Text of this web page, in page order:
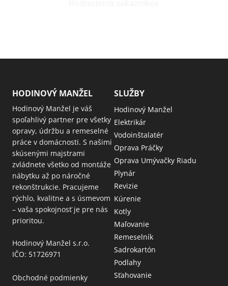
HODINOVÝ MANŽEL
Hodinový Manžel je váš
spoľahlivý partner pre všetky
opravy, údržbu a remeselné
práce v domácnosti. S našimi
skúsenými majstrami
zvládnete všetko od montáže
nábytku až po náročné
rekonštrukcie. Pracujeme
rýchlo, kvalitne a s úsmevom
– vaša spokojnosť je pre nás
prioritou.
Hodinový Manžel s.r.o.
IČO: 51726971
Obchodné podmienky
SLUŽBY
Hodinový Manžel
Elektrikár
Vodoinštalatér
Oprava Práčky
Oprava Umývačky Riadu
Plynár
Revizie
Kúrenie
Kotly
Maľovanie
Remeselník
Sadrokartón
Podlahy
Sťahovanie